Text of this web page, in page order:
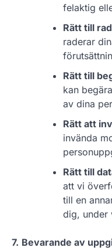
felaktig
Rätt till
raderar
Rätt till
kan
av dina
Rätt att
invända
Rätt till
att vi
till en
dig, under
7. Bevarande av